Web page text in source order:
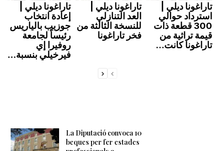
تاراغونا ديلي |
إعادة انتخاب
جوزيب بالياريس
رئيساً لجامعة
روفيرا إي
فيرخيلي بنسبة...
تاراغونا ديلي |
العد التنازلي
للنسخة الثالثة من
فخر تاراغونا
تاراغونا ديلي |
استرداد حوالي
300 قطعة ذات
قيمة تراثية من
تاراغونا كانت...